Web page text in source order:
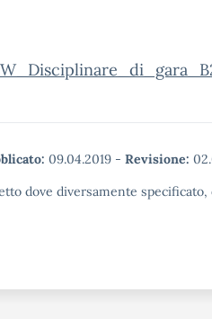
09.04.2019 - Revisione:
dove diversamente